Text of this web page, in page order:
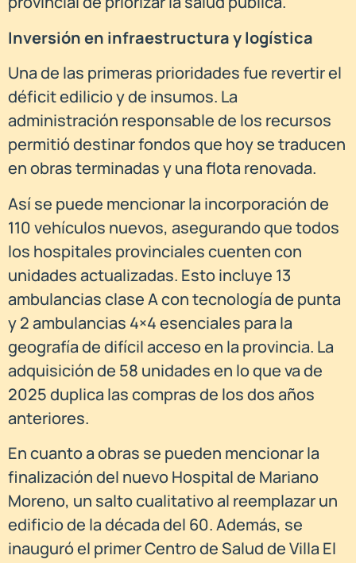
Inversión en infraestructura y logística
Una de las primeras prioridades fue revertir el
déficit edilicio y de insumos. La
administración responsable de los recursos
permitió destinar fondos que hoy se traducen
en obras terminadas y una flota renovada.
Así se puede mencionar la incorporación de
110 vehículos nuevos, asegurando que todos
los hospitales provinciales cuenten con
unidades actualizadas. Esto incluye 13
ambulancias clase A con tecnología de punta
y 2 ambulancias 4×4 esenciales para la
geografía de difícil acceso en la provincia. La
adquisición de 58 unidades en lo que va de
2025 duplica las compras de los dos años
anteriores.
En cuanto a obras se pueden mencionar la
finalización del nuevo Hospital de Mariano
Moreno, un salto cualitativo al reemplazar un
edificio de la década del 60. Además, se
inauguró el primer Centro de Salud de Villa El